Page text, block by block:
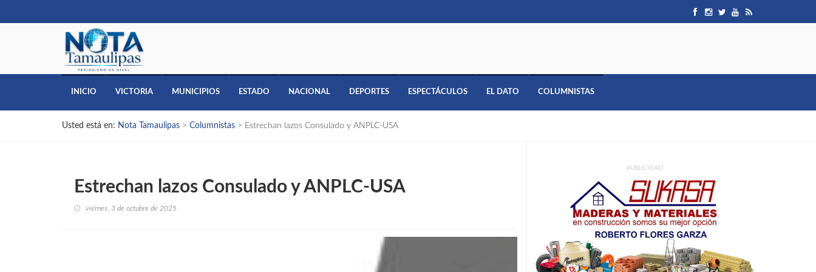
INICIO VICTORIA MUNICIPIOS ESTADO NACIONAL DEPORTES ESPECTÁCULOS EL DATO COLUMNISTAS
Usted está en: Nota Tamaulipas > Columnistas > Estrechan lazos Consulado y ANPLC-USA
Estrechan lazos Consulado y ANPLC-USA
viernes, 3 de octubre de 2025
PUBLICIDAD